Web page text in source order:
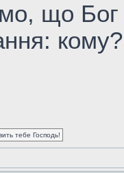
що Бог
кому?
тебе Господь!